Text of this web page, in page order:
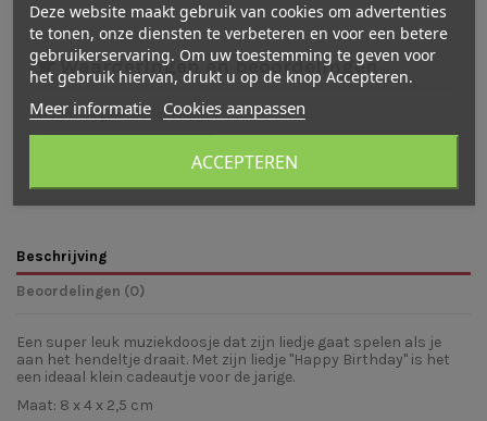
Waarderingen en beoordelingen
Er zijn nog geen beoordelingen
Beschrijving
Beoordelingen (0)
Een super leuk muziekdoosje dat zijn liedje gaat spelen als je
aan het hendeltje draait. Met zijn liedje "Happy Birthday" is het
een ideaal klein cadeautje voor de jarige.
Maat: 8 x 4 x 2,5 cm
Deze website maakt gebruik van cookies om advertenties
te tonen, onze diensten te verbeteren en voor een betere
gebruikerservaring. Om uw toestemming te geven voor
het gebruik hiervan, drukt u op de knop Accepteren.
Meer informatie Cookies aanpassen
ACCEPTEREN